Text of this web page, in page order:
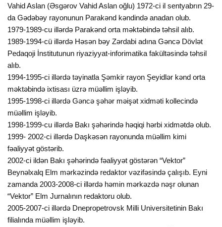
Vahid Aslan (Əsgərov Vahid Aslan oğlu) 1972-ci il sentyabrın 29-
da Gədəbəy rayonunun Parakənd kəndində anadan olub.
1979-1989-cu illərdə Parakənd orta məktəbində təhsil alıb.
1989-1994-cü illərdə Həsən bəy Zərdabi adına Gəncə Dövlət
Pedaqoji İnstitutunun riyaziyyat-inforimatika fakültəsində təhsil
alıb.
1994-1995-ci illərdə təyinatla Şəmkir rayon Şeyidlər kənd orta
məktəbində ixtisası üzrə müəllim işləyib.
1995-1998-ci illərdə Gəncə şəhər məişət xidməti kollecində
müəllim işləyib.
1998-1999-cu illərdə Bakı şəhərində həqiqi hərbi xidmətdə olub.
1999- 2002-ci illərdə Daşkəsən rayonunda müəllim kimi
fəaliyyət göstərib.
2002-ci ildən Bakı şəhərində fəaliyyət göstərən “Vektor”
Beynəlxalq Elm mərkəzində redaktor vəzifəsində çalışıb. Eyni
zamanda 2003-2008-ci illərdə həmin mərkəzdə nəşr olunan
“Vektor” Elm Jurnalının redaktoru olub.
2005-2007-ci illərdə Dnepropetrovsk Milli Universitetinin Bakı
filialında müəllim işləyib.